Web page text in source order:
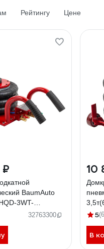
Рейтингу Цене
₽
BaumAuto
3WT-
32763300
10
max
5
В